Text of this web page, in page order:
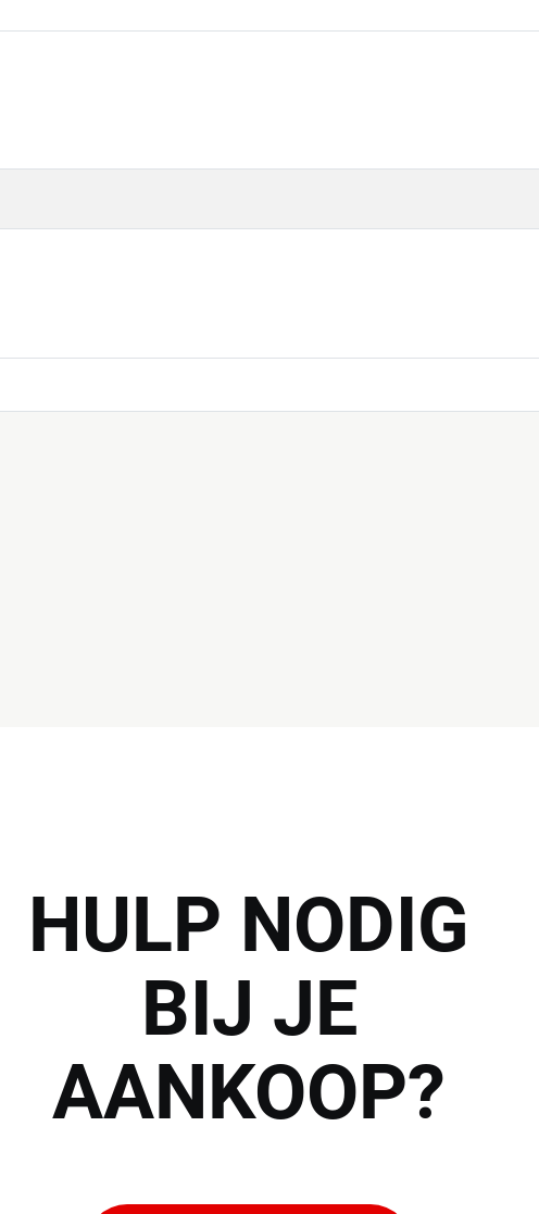
HULP NODIG
BIJ JE
AANKOOP?